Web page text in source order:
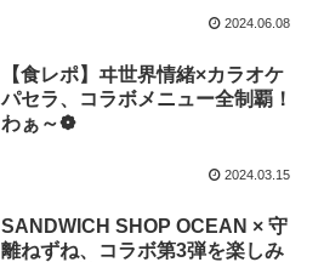
2024.06.08
【食レポ】ヰ世界情緒×カラオケ
パセラ、コラボメニュー全制覇！
わぁ～❁
2024.03.15
SANDWICH SHOP OCEAN × 守
離ねずね、コラボ第3弾を楽しみ